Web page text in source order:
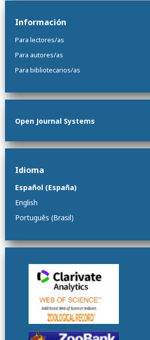
Información
Para lectores/as
Para autores/as
Para bibliotecarios/as
Open Journal Systems
Idioma
Español (España)
English
Português (Brasil)